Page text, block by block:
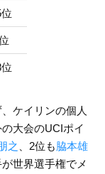
ケイリンの個人
大会のUCIポイ
之 、2位も脇本雄
世界選手権でメ